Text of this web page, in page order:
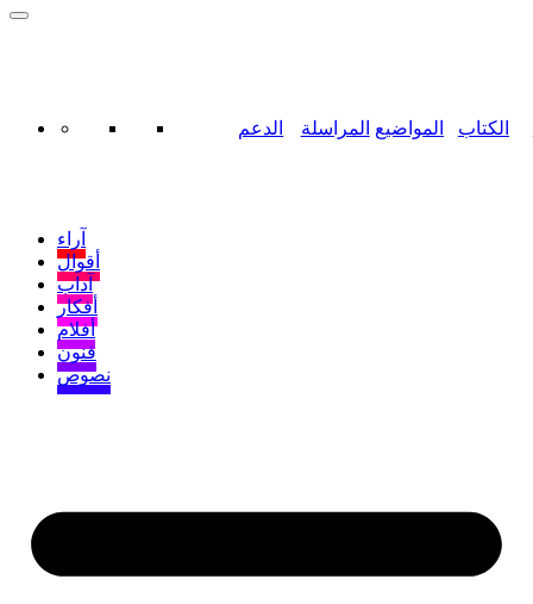
الدعم المراسلة المواضيع الكتاب
آراء
أقوال
آداب
أفكار
أفلام
فنون
نصوص